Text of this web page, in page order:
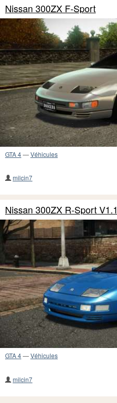
Nissan 300ZX F-Sport
GTA 4—Véhicules
milcin7
Nissan 300ZX R-Sport V1.1
GTA 4—Véhicules
milcin7